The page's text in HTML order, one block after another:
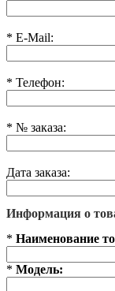
* E-Mail:
* Телефон:
* № заказа:
Дата заказа:
Информация о
* Наименование
* Модель: